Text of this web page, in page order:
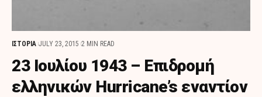
ΙΣΤΟΡΙΑ JULY 23, 2015 2 MIN READ
23 Ιουλίου 1943 – Επιδρομή
ελληνικών Hurricane’s εναντίον